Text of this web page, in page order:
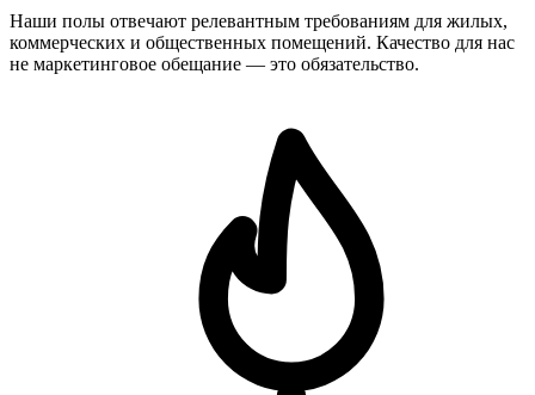
Наши полы отвечают релевантным требованиям для жилых,
коммерческих и общественных помещений. Качество для нас
не маркетинговое обещание — это обязательство.